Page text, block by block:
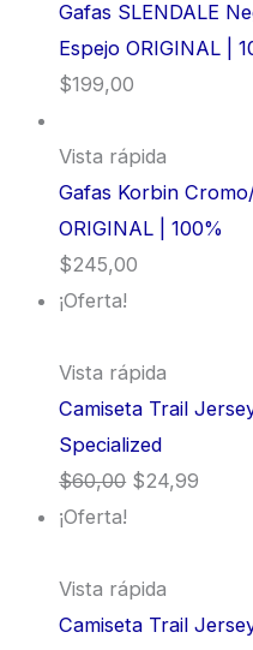
Gafas SLENDALE
Espejo ORIGINAL |
$199,00
Vista rápida
Gafas Korbin
ORIGINAL | 100%
$245,00
¡Oferta!
Vista rápida
Camiseta Trail
Specialized
$60,00 $24,99
¡Oferta!
Vista rápida
Camiseta Trail